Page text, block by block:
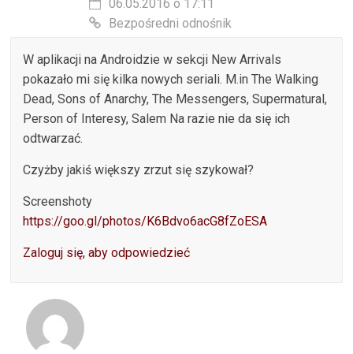
06.05.2016 o 17:11
Bezpośredni odnośnik
W aplikacji na Androidzie w sekcji New Arrivals
pokazało mi się kilka nowych seriali. M.in The Walking
Dead, Sons of Anarchy, The Messengers, Supermatural,
Person of Interesy, Salem Na razie nie da się ich
odtwarzać.
Czyżby jakiś większy zrzut się szykował?
Screenshoty
https://goo.gl/photos/K6Bdvo6acG8fZoESA
Zaloguj się, aby odpowiedzieć